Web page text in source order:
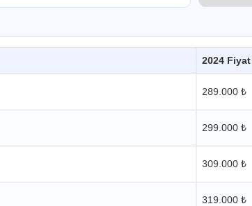
2024 Fiyat
289.000 ₺
299.000 ₺
309.000 ₺
319.000 ₺